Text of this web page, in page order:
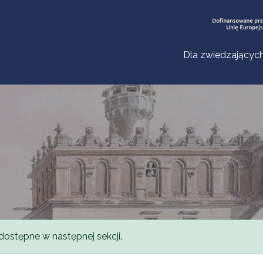
Dla
w następnej sekcji.